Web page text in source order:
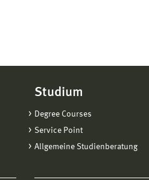
Studium
Degree Courses
Service Point
Allgemeine Studienberatung